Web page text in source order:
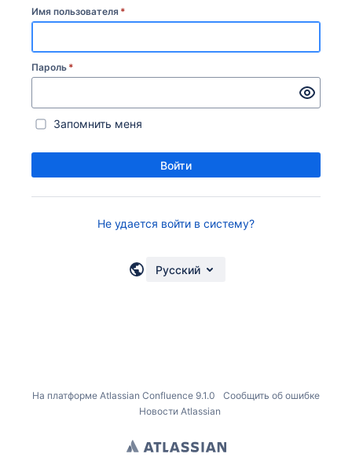
Имя пользователя *
Пароль *
Запомнить меня
Войти
Не удается войти в систему?
Русский
На платформе Atlassian Confluence 9.1.0
Сообщить об ошибке
Новости Atlassian